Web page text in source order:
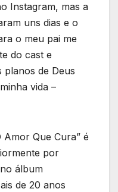
Instagram, mas a
uns dias e o
o meu pai me
do cast e
planos de Deus
vida –
Que Cura” é
por
álbum
de 20 anos